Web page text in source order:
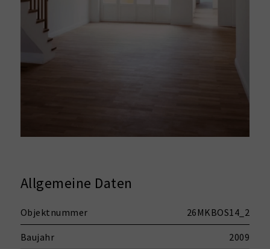
Allgemeine Daten
Objektnummer 26MKBOS14_2
Baujahr 2009